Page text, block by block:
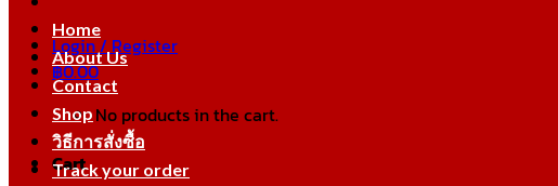
Login / Register
฿0.00
No products in the cart.
Cart
Home
About Us
Contact
Shop
วิธีการสั่งซื้อ
Track your order